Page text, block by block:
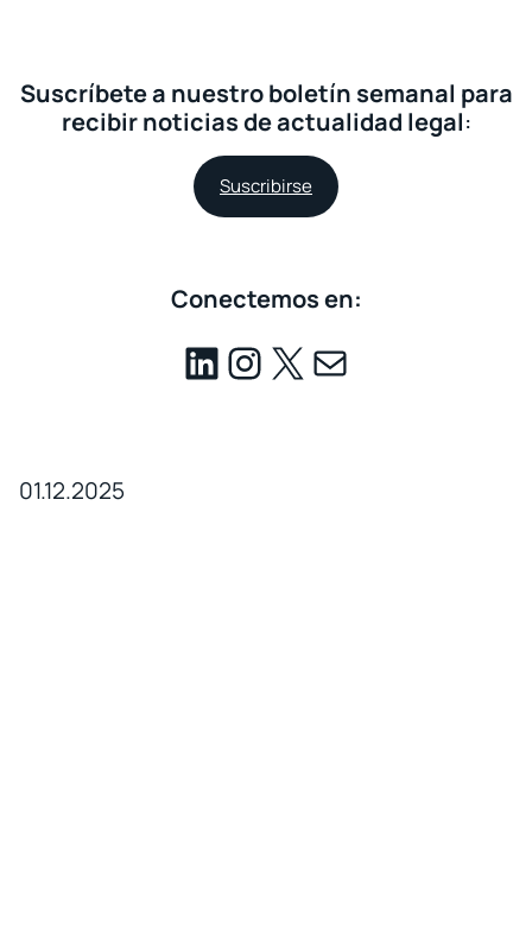
Suscríbete a nuestro boletín semanal para
recibir noticias de actualidad legal:
Suscribirse
Conectemos en:
01.12.2025